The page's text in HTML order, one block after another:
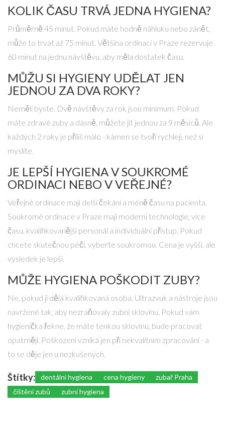
KOLIK ČASU TRVÁ JEDNA HYGIENA?
Průměrně 45 minut. Pokud máte hodně náhluku nebo zánět,
může to trvat až 75 minut. Většina ordinací v Praze rezervuje
60 minut na jednu návštěvu, aby měla dostatek času.
MŮŽU SI HYGIENY UDĚLAT JEN
JEDNOU ZA DVA ROKY?
Neměli byste. Dvě návštěvy za rok jsou minimum. Pokud
máte zdravé zuby a dásně, můžete jít jednou za 9 měsíců. Ale
každých 2 roky je příliš málo - kámen se tvoří rychleji, než si
myslíte.
JE LEPŠÍ HYGIENA V SOUKROMÉ
ORDINACI NEBO V VEŘEJNÉ?
Veřejné ordinace mají delší čekání a méně času na pacienta.
Soukromé ordinace v Praze mají moderní technologie, více
času, kvalifikovanější personál a individuální přístup. Pokud
chcete skutečnou péči, vyberte soukromou. Cena je vyšší, ale
výsledek je lepší.
MŮŽE HYGIENA POŠKODIT ZUBY?
Ne, pokud ji dělá kvalifikovaná osoba. Ultrazvuk a nástroje jsou
navržené tak, aby nezraňovaly zubní sklovinu. Pokud vám
hygienička řekne, že máte tenkou sklovinu, bude pracovat
opatrněji. Poškození vzniká jen při nekvalitním zpracování - a
to se děje jen u nezkušených.
Štítky: dentální hygiena cena hygieny
zubař Praha
čištění zubů
zubní hygiena